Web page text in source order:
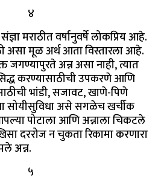
मराठीत वर्षानुवर्षे लोकप्रिय आहे.
असा मूळ अर्थ आता विस्तारला आहे.
अन्न असा नाही, त्यात
करण्यासाठीची उपकरणे आणि
भांडी, सजावट, खाणे-पिणे
सोयीसुविधा असे सगळेच खर्चीक
पोटाला आणि अन्नाला चिकटले
दररोज न चुकता रिकामा करणारा
अन्न.